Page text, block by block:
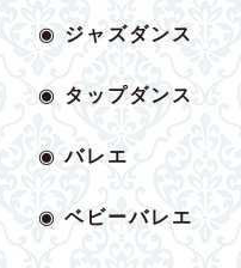
◉ ジャズダンス
◉ タップダンス
◉バレエ
◉ベビーバレエ